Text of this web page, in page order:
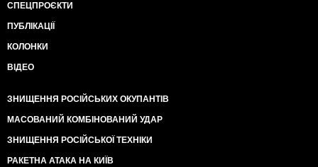
СПЕЦПРОЄКТИ
ПУБЛІКАЦІЇ
КОЛОНКИ
ВІДЕО
ЗНИЩЕННЯ РОСІЙСЬКИХ ОКУПАНТІВ
МАСОВАНИЙ КОМБІНОВАНИЙ УДАР
ЗНИЩЕННЯ РОСІЙСЬКОЇ ТЕХНІКИ
РАКЕТНА АТАКА НА КИЇВ